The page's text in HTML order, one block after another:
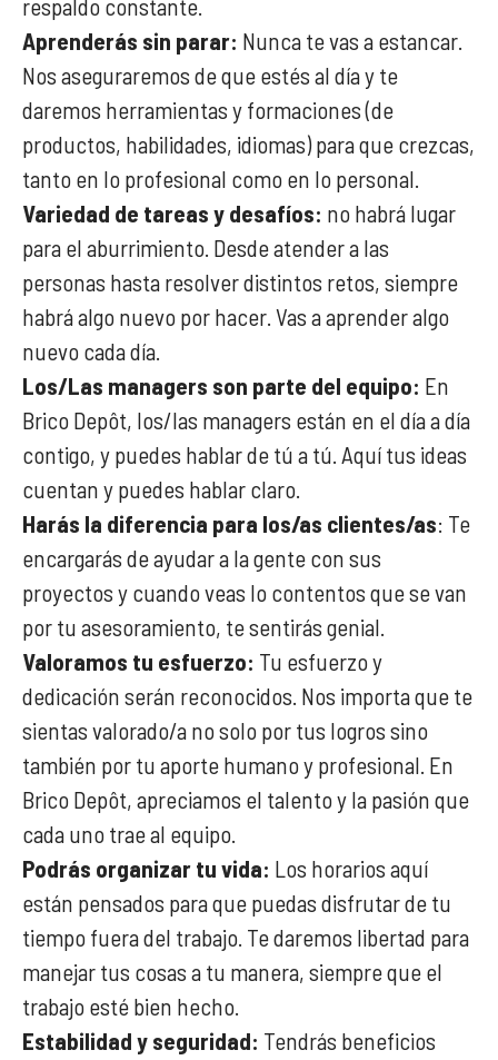
respaldo constante.
Aprenderás sin parar: Nunca te vas a estancar.
Nos aseguraremos de que estés al día y te
daremos herramientas y formaciones (de
productos, habilidades, idiomas) para que crezcas,
tanto en lo profesional como en lo personal.
Variedad de tareas y desafíos: no habrá lugar
para el aburrimiento. Desde atender a las
personas hasta resolver distintos retos, siempre
habrá algo nuevo por hacer. Vas a aprender algo
nuevo cada día.
Los/Las managers son parte del equipo: En
Brico Depôt, los/las managers están en el día a día
contigo, y puedes hablar de tú a tú. Aquí tus ideas
cuentan y puedes hablar claro.
Harás la diferencia para los/as clientes/as: Te
encargarás de ayudar a la gente con sus
proyectos y cuando veas lo contentos que se van
por tu asesoramiento, te sentirás genial.
Valoramos tu esfuerzo: Tu esfuerzo y
dedicación serán reconocidos. Nos importa que te
sientas valorado/a no solo por tus logros sino
también por tu aporte humano y profesional. En
Brico Depôt, apreciamos el talento y la pasión que
cada uno trae al equipo.
Podrás organizar tu vida: Los horarios aquí
están pensados para que puedas disfrutar de tu
tiempo fuera del trabajo. Te daremos libertad para
manejar tus cosas a tu manera, siempre que el
trabajo esté bien hecho.
Estabilidad y seguridad: Tendrás beneficios